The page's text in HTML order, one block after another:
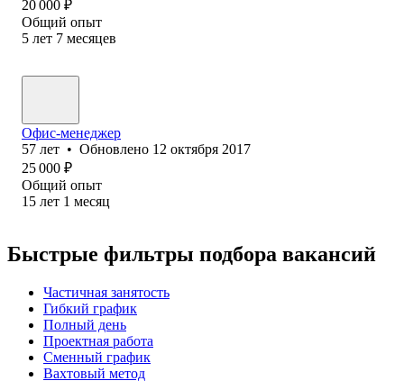
20 000 ₽
Общий опыт
5 лет 7 месяцев
Офис-менеджер
57 лет • Обновлено 12 октября 2017
25 000 ₽
Общий опыт
15 лет 1 месяц
Быстрые фильтры подбора вакансий
Частичная занятость
Гибкий график
Полный день
Проектная работа
Сменный график
Вахтовый метод